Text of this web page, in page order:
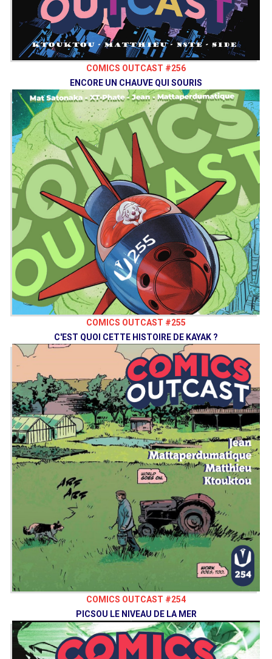
COMICS OUTCAST #256
ENCORE UN CHAUVE QUI SOURIS
COMICS OUTCAST #255
C'EST QUOI CETTE HISTOIRE DE KAYAK ?
COMICS OUTCAST #254
PICSOU LE NIVEAU DE LA MER